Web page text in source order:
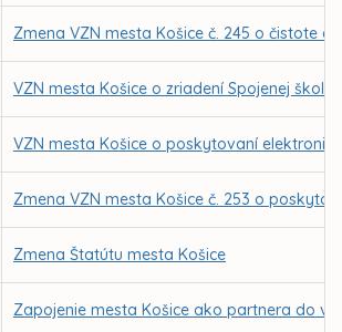
Zmena VZN mesta Košice č. 245 o čistote a
VZN mesta Košice o zriadení Spojenej školy
VZN mesta Košice o poskytovaní
Zmena VZN mesta Košice č. 253 o
Zmena Štatútu mesta Košice
Zapojenie mesta Košice ako partnera do